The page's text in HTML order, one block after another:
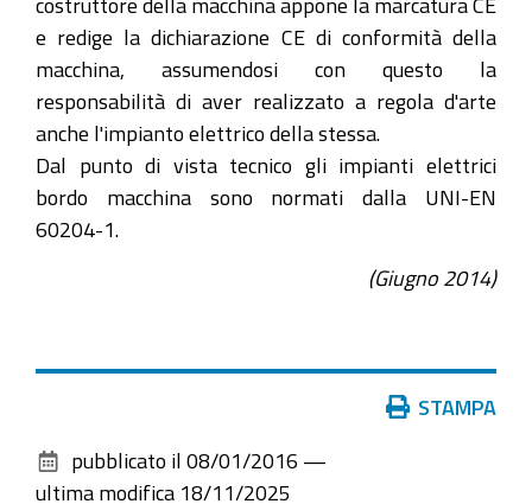
costruttore della macchina appone la marcatura CE
e redige la dichiarazione CE di conformità della
macchina, assumendosi con questo la
responsabilità di aver realizzato a regola d'arte
anche l'impianto elettrico della stessa.
Dal punto di vista tecnico gli impianti elettrici
bordo macchina sono normati dalla UNI-EN
60204-1.
(Giugno 2014)
documento
STAMPA
pubblicato il 08/01/2016 —
ultima modifica 18/11/2025